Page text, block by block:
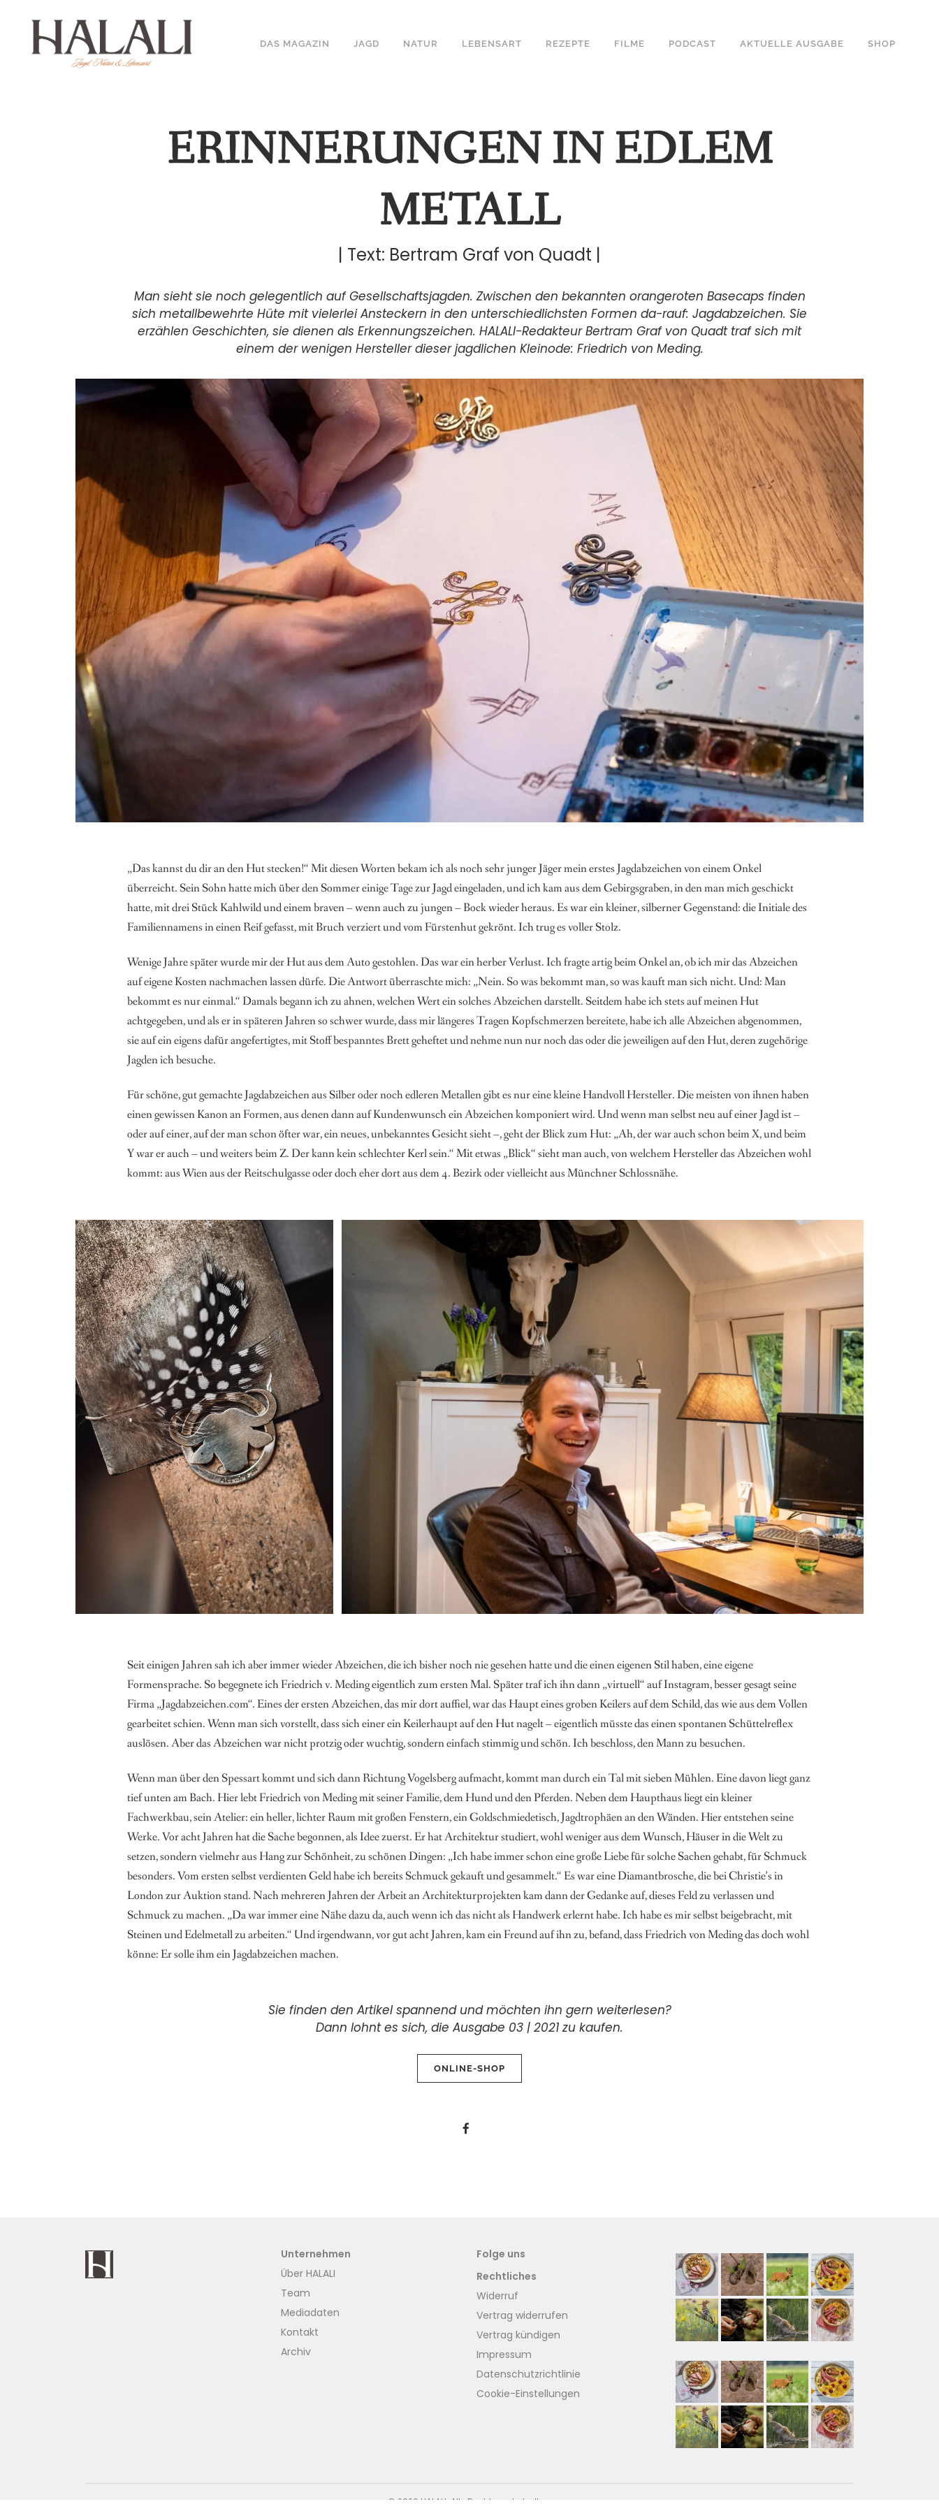
DAS MAGAZIN JAGD NATUR LEBENSART REZEPTE FILME PODCAST AKTUELLE AUSGABE SHOP
ERINNERUNGEN IN EDLEM
METALL
| Text: Bertram Graf von Quadt |
Man sieht sie noch gelegentlich auf Gesellschaftsjagden. Zwischen den bekannten orangeroten Basecaps finden
sich metallbewehrte Hüte mit vielerlei Ansteckern in den unterschiedlichsten Formen da-rauf: Jagdabzeichen. Sie
erzählen Geschichten, sie dienen als Erkennungszeichen. HALALI-Redakteur Bertram Graf von Quadt traf sich mit
einem der wenigen Hersteller dieser jagdlichen Kleinode: Friedrich von Meding.
„Das kannst du dir an den Hut stecken!“ Mit diesen Worten bekam ich als noch sehr junger Jäger mein erstes Jagdabzeichen von einem Onkel
überreicht. Sein Sohn hatte mich über den Sommer einige Tage zur Jagd eingeladen, und ich kam aus dem Gebirgsgraben, in den man mich geschickt
hatte, mit drei Stück Kahlwild und einem braven – wenn auch zu jungen – Bock wieder heraus. Es war ein kleiner, silberner Gegenstand: die Initiale des
Familiennamens in einen Reif gefasst, mit Bruch verziert und vom Fürstenhut gekrönt. Ich trug es voller Stolz.
Wenige Jahre später wurde mir der Hut aus dem Auto gestohlen. Das war ein herber Verlust. Ich fragte artig beim Onkel an, ob ich mir das Abzeichen
auf eigene Kosten nachmachen lassen dürfe. Die Antwort überraschte mich: „Nein. So was bekommt man, so was kauft man sich nicht. Und: Man
bekommt es nur einmal.“ Damals begann ich zu ahnen, welchen Wert ein solches Abzeichen darstellt. Seitdem habe ich stets auf meinen Hut
achtgegeben, und als er in späteren Jahren so schwer wurde, dass mir längeres Tragen Kopfschmerzen bereitete, habe ich alle Abzeichen abgenommen,
sie auf ein eigens dafür angefertigtes, mit Stoff bespanntes Brett geheftet und nehme nun nur noch das oder die jeweiligen auf den Hut, deren zugehörige
Jagden ich besuche.
Für schöne, gut gemachte Jagdabzeichen aus Silber oder noch edleren Metallen gibt es nur eine kleine Handvoll Hersteller. Die meisten von ihnen haben
einen gewissen Kanon an Formen, aus denen dann auf Kundenwunsch ein Abzeichen komponiert wird. Und wenn man selbst neu auf einer Jagd ist –
oder auf einer, auf der man schon öfter war, ein neues, unbekanntes Gesicht sieht –, geht der Blick zum Hut: „Ah, der war auch schon beim X, und beim
Y war er auch – und weiters beim Z. Der kann kein schlechter Kerl sein.“ Mit etwas „Blick“ sieht man auch, von welchem Hersteller das Abzeichen wohl
kommt: aus Wien aus der Reitschulgasse oder doch eher dort aus dem 4. Bezirk oder vielleicht aus Münchner Schlossnähe.
Seit einigen Jahren sah ich aber immer wieder Abzeichen, die ich bisher noch nie gesehen hatte und die einen eigenen Stil haben, eine eigene
Formensprache. So begegnete ich Friedrich v. Meding eigentlich zum ersten Mal. Später traf ich ihn dann „virtuell“ auf Instagram, besser gesagt seine
Firma „Jagdabzeichen.com“. Eines der ersten Abzeichen, das mir dort auffiel, war das Haupt eines groben Keilers auf dem Schild, das wie aus dem Vollen
gearbeitet schien. Wenn man sich vorstellt, dass sich einer ein Keilerhaupt auf den Hut nagelt – eigentlich müsste das einen spontanen Schüttelreflex
auslösen. Aber das Abzeichen war nicht protzig oder wuchtig, sondern einfach stimmig und schön. Ich beschloss, den Mann zu besuchen.
Wenn man über den Spessart kommt und sich dann Richtung Vogelsberg aufmacht, kommt man durch ein Tal mit sieben Mühlen. Eine davon liegt ganz
tief unten am Bach. Hier lebt Friedrich von Meding mit seiner Familie, dem Hund und den Pferden. Neben dem Haupthaus liegt ein kleiner
Fachwerkbau, sein Atelier: ein heller, lichter Raum mit großen Fenstern, ein Goldschmiedetisch, Jagdtrophäen an den Wänden. Hier entstehen seine
Werke. Vor acht Jahren hat die Sache begonnen, als Idee zuerst. Er hat Architektur studiert, wohl weniger aus dem Wunsch, Häuser in die Welt zu
setzen, sondern vielmehr aus Hang zur Schönheit, zu schönen Dingen: „Ich habe immer schon eine große Liebe für solche Sachen gehabt, für Schmuck
besonders. Vom ersten selbst verdienten Geld habe ich bereits Schmuck gekauft und gesammelt.“ Es war eine Diamantbrosche, die bei Christie’s in
London zur Auktion stand. Nach mehreren Jahren der Arbeit an Architekturprojekten kam dann der Gedanke auf, dieses Feld zu verlassen und
Schmuck zu machen. „Da war immer eine Nähe dazu da, auch wenn ich das nicht als Handwerk erlernt habe. Ich habe es mir selbst beigebracht, mit
Steinen und Edelmetall zu arbeiten.“ Und irgendwann, vor gut acht Jahren, kam ein Freund auf ihn zu, befand, dass Friedrich von Meding das doch wohl
könne: Er solle ihm ein Jagdabzeichen machen.
Sie finden den Artikel spannend und möchten ihn gern weiterlesen?
Dann lohnt es sich, die Ausgabe 03 | 2021 zu kaufen.
Unternehmen
Über HALALI
Team
Mediadaten
Kontakt
Archiv
Folge uns
Rechtliches
Widerruf
Vertrag widerrufen
Vertrag kündigen
Impressum
Datenschutzrichtlinie
Cookie-Einstellungen
© 2026 HALALI. Alle Rechte vorbehalten.